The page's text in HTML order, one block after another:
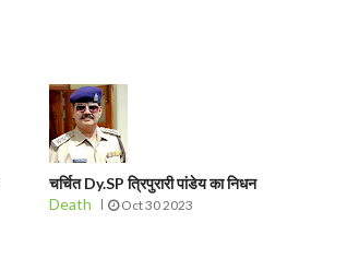
चर्चित Dy.SP त्रिपुरारी पांडेय का निधन
Death
Oct 30 2023